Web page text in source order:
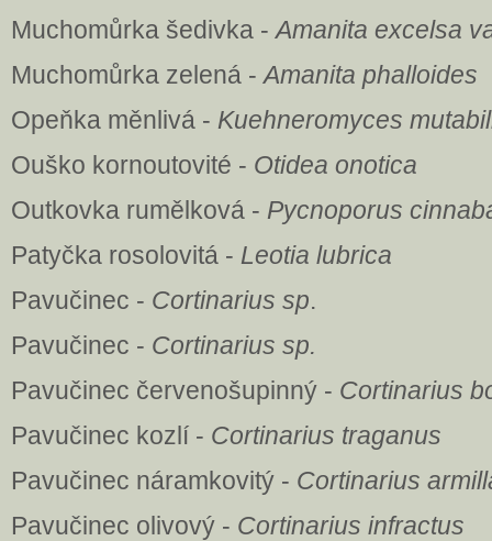
Muchomůrka šedivka -Amanita excelsa
Muchomůrka zelená -Amanita phalloides
Opeňka měnlivá - Kuehneromyces
Ouško kornoutovité - Otidea onotica
Outkovka rumělková - Pycnoporus
Patyčka rosolovitá - Leotia lubrica
Pavučinec - Cortinarius sp.
Pavučinec - Cortinarius sp.
Pavučinec červenošupinný - Cortinarius
Pavučinec kozlí - Cortinarius traganus
Pavučinec náramkovitý - Cortinarius
Pavučinec olivový - Cortinarius infractus